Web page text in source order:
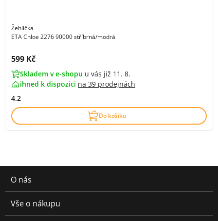
Žehlička
ETA Chloe 2276 90000 stříbrná/modrá
Cena s DPH:
599 Kč
Skladem v e-shopu u vás již 11. 8.
ihned k dispozici na 39 prodejnách
4.2
Do košíku
O nás
Vše o nákupu